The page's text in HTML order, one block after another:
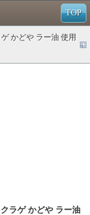
TOP
かどや ラー油 使用
ラゲ かどや ラー油